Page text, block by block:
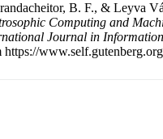
B. F., & Leyva
Computing and
Journal in
https://